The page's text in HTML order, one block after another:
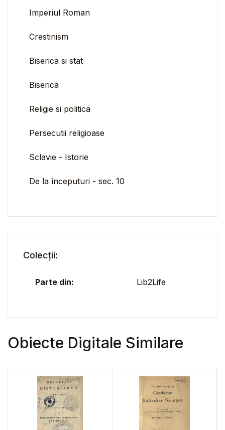
Imperiul Roman
Crestinism
Biserica si stat
Biserica
Religie si politica
Persecutii religioase
Sclavie - Istorie
De la începuturi - sec. 10
Colecții:
Parte din: Lib2Life
Obiecte Digitale Similare